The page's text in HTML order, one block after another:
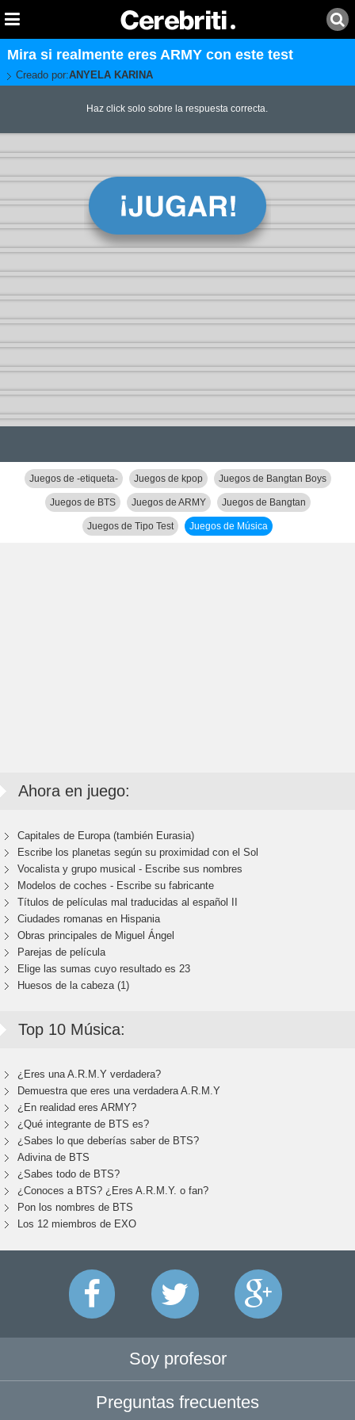
Mira si realmente eres ARMY con este test
Creado por:ANYELA KARINA
Haz click solo sobre la respuesta correcta.
Juegos de -etiqueta- Juegos de kpop Juegos de Bangtan Boys
Juegos de BTS Juegos de ARMY Juegos de Bangtan
Juegos de Tipo Test Juegos de Música
Ahora en juego:
Capitales de Europa (también Eurasia)
Escribe los planetas según su proximidad con el Sol
Vocalista y grupo musical - Escribe sus nombres
Modelos de coches - Escribe su fabricante
Títulos de películas mal traducidas al español II
Ciudades romanas en Hispania
Obras principales de Miguel Ángel
Parejas de película
Elige las sumas cuyo resultado es 23
Huesos de la cabeza (1)
Top 10 Música:
¿Eres una A.R.M.Y verdadera?
Demuestra que eres una verdadera A.R.M.Y
¿En realidad eres ARMY?
¿Qué integrante de BTS es?
¿Sabes lo que deberías saber de BTS?
Adivina de BTS
¿Sabes todo de BTS?
¿Conoces a BTS? ¿Eres A.R.M.Y. o fan?
Pon los nombres de BTS
Los 12 miembros de EXO
Soy profesor
Preguntas frecuentes